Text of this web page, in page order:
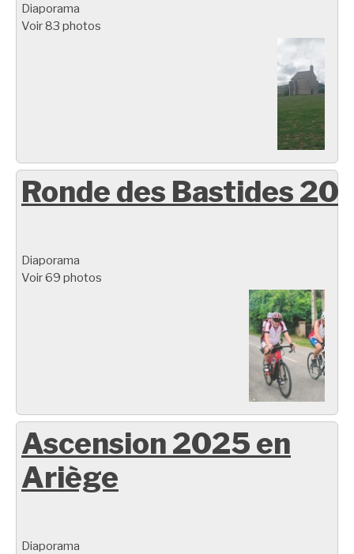
Diaporama
Voir 83 photos
Ronde des Bastides
Diaporama
Voir 69 photos
Ascension 2025 en
Ariège
Diaporama